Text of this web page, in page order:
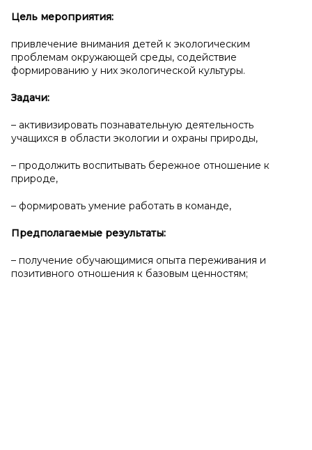
Цель мероприятия:
привлечение внимания детей к экологическим
проблемам окружающей среды, содействие
формированию у них экологической культуры.
Задачи:
– активизировать познавательную деятельность
учащихся в области экологии и охраны природы,
– продолжить воспитывать бережное отношение к
природе,
– формировать умение работать в команде,
Предполагаемые результаты:
– получение обучающимися опыта переживания и
позитивного отношения к базовым ценностям;